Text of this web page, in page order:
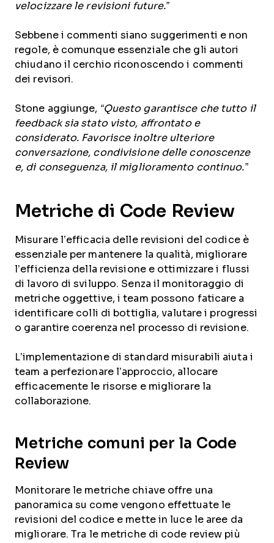
velocizzare le revisioni future.”
Sebbene i commenti siano suggerimenti e non
regole, è comunque essenziale che gli autori
chiudano il cerchio riconoscendo i commenti
dei revisori.
Stone aggiunge, “Questo garantisce che tutto il
feedback sia stato visto, affrontato e
considerato. Favorisce inoltre ulteriore
conversazione, condivisione delle conoscenze
e, di conseguenza, il miglioramento continuo.”
Metriche di Code Review
Misurare l’efficacia delle revisioni del codice è
essenziale per mantenere la qualità, migliorare
l’efficienza della revisione e ottimizzare i flussi
di lavoro di sviluppo. Senza il monitoraggio di
metriche oggettive, i team possono faticare a
identificare colli di bottiglia, valutare i progressi
o garantire coerenza nel processo di revisione.
L’implementazione di standard misurabili aiuta i
team a perfezionare l’approccio, allocare
efficacemente le risorse e migliorare la
collaborazione.
Metriche comuni per la Code
Review
Monitorare le metriche chiave offre una
panoramica su come vengono effettuate le
revisioni del codice e mette in luce le aree da
migliorare. Tra le metriche di code review più